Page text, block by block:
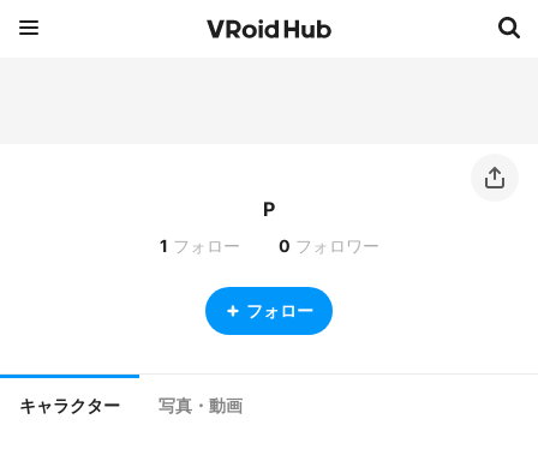
P
1 フォロー 0 フォロワー
フォロー
キャラクター 写真・動画